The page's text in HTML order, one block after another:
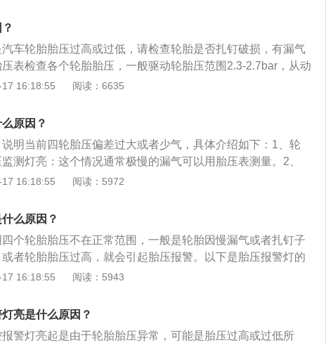
系统进行复位处理，让报警灯熄灭。2、继续行驶一段时
再次点亮，就说明某个轮胎的胎压确实出现了问题，需要及
车轮胎胎压过高或过低，请检查轮胎是否扎钉破损，有漏气
表检查各个轮胎胎压，一般驱动轮胎压范围2.3-2.7bar，从动
，如果胎压都正常可以尝试复位胎压灯。胎压过低的危害：
部位的运动量增大，过度的碾压造成轮胎的异常发热。使得
降低，引发脱层或者帘线折断与轮辋之间产生过度的摩擦造
常磨损。轮胎与地面的摩擦成倍增加，胎温急剧升高，轮胎
。车辆高速行驶，就可能导致爆胎。使胎体变形增大，胎侧
产生屈挠运动，导致过度发热，促使橡胶老化，帘布层疲
16:18:55 阅读：6635
原因？
明当前四轮胎压偏差过大或者少气，具体介绍如下：1、轮
测灯亮：这个情况通常极慢的漏气可以用胎压表测量。2、
胎压过高：通常国际GBT2978-2008标准中规定汽车轮胎充
胎超过3.0bar也会触发胎压监测灯亮。3、低胎压行车时间过
亮：某个轮胎胎压过低，高速运转使胎温升高，进而引起的
时停车休息或更换备胎。4、久未加气的胎压变低引起的胎
低于1.8以下时，引起的胎压监测灯亮，所以平时应做检查，
常。
16:18:55 阅读：5972
么原因？
个轮胎胎压不在正常范围，一般是轮胎因慢漏气或者扎钉子
者轮胎胎压过高，就会引起胎压报警。以下是胎压报警灯的
1、胎压过低：检查轮胎有没有缺气，此时过低建议换备胎
报警，此时应在安全地带停车，每次少放点直到报警灯解
扎钉等造成的轮胎漏气。4、长时间没有加气造成胎压变低。
16:18:55 阅读：5943
亮是什么原因？
警灯亮起是由于轮胎胎压异常，可能是胎压过高或过低所